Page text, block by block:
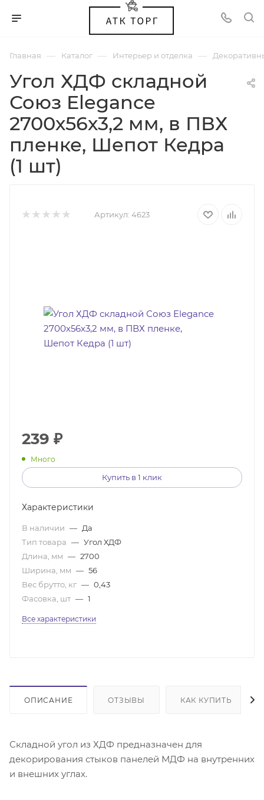
Главная — Каталог — Интерьер и отделка —
Угол ХДФ складной
Союз Elegance
2700х56х3,2 мм, в ПВХ
пленке, Шепот Кедра
(1 шт)
Артикул: 4623
239 ₽
Много
Купить в 1 клик
Характеристики
В наличии — Да
Тип товара — Угол ХДФ
Длина, мм — 2700
Ширина, мм — 56
Вес брутто, кг — 0,43
Фасовка, шт — 1
Все характеристики
ОПИСАНИЕ ОТЗЫВЫ КАК КУПИТЬ
Складной угол из ХДФ предназначен для
декорирования стыков панелей МДФ на внутренних
и внешних углах.